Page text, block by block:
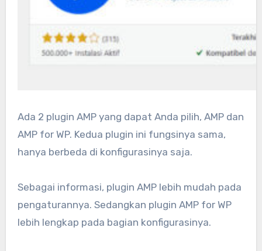
Ada 2 plugin AMP yang dapat Anda pilih, AMP dan
AMP for WP. Kedua plugin ini fungsinya sama,
hanya berbeda di konfigurasinya saja.
Sebagai informasi, plugin AMP lebih mudah pada
pengaturannya. Sedangkan plugin AMP for WP
lebih lengkap pada bagian konfigurasinya.